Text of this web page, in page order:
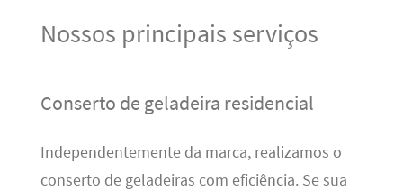
Nossos principais serviços
Conserto de geladeira residencial
Independentemente da marca, realizamos o
conserto de geladeiras com eficiência. Se sua